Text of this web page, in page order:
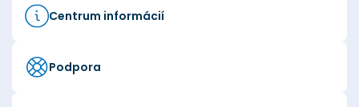
Centrum informácií
Podpora